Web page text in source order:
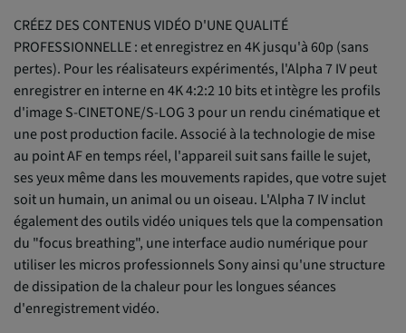
CRÉEZ DES CONTENUS VIDÉO D'UNE QUALITÉ
PROFESSIONNELLE : et enregistrez en 4K jusqu'à 60p (sans
pertes). Pour les réalisateurs expérimentés, l'Alpha 7 IV peut
enregistrer en interne en 4K 4:2:2 10 bits et intègre les profils
d'image S-CINETONE/S-LOG 3 pour un rendu cinématique et
une post production facile. Associé à la technologie de mise
au point AF en temps réel, l'appareil suit sans faille le sujet,
ses yeux même dans les mouvements rapides, que votre sujet
soit un humain, un animal ou un oiseau. L'Alpha 7 IV inclut
également des outils vidéo uniques tels que la compensation
du "focus breathing", une interface audio numérique pour
utiliser les micros professionnels Sony ainsi qu'une structure
de dissipation de la chaleur pour les longues séances
d'enregistrement vidéo.